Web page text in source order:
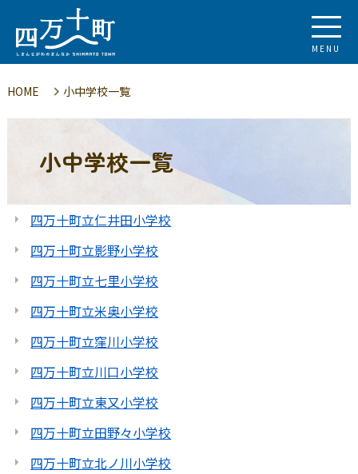
MENU
HOME 小中学校一覧
小中学校一覧
四万十町立仁井田小学校
四万十町立影野小学校
四万十町立七里小学校
四万十町立米奥小学校
四万十町立窪川小学校
四万十町立川口小学校
四万十町立東又小学校
四万十町立田野々小学校
四万十町立北ノ川小学校